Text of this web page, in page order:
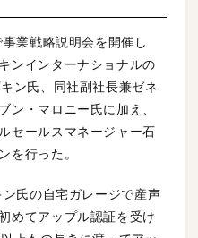
業戦略説明会を開催し
ンインターナショナルの
ン氏、同社副社長兼ゼネ
ン・マロニー氏に加え、
セールスマネージャー石
を行った。
氏の自宅ガレージで産声
めてアップル認証を受け